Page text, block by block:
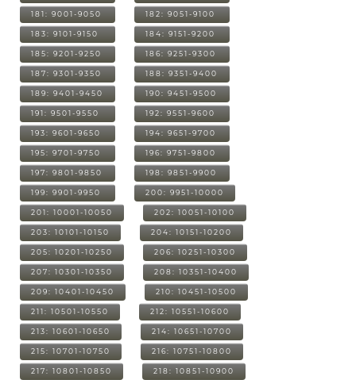
181: 9001-9050 182: 9051-9100
183: 9101-9150 184: 9151-9200
185: 9201-9250 186: 9251-9300
187: 9301-9350 188: 9351-9400
189: 9401-9450 190: 9451-9500
191: 9501-9550 192: 9551-9600
193: 9601-9650 194: 9651-9700
195: 9701-9750 196: 9751-9800
197: 9801-9850 198: 9851-9900
199: 9901-9950 200: 9951-10000
201: 10001-10050 202: 10051-10100
203: 10101-10150 204: 10151-10200
205: 10201-10250 206: 10251-10300
207: 10301-10350 208: 10351-10400
209: 10401-10450 210: 10451-10500
211: 10501-10550 212: 10551-10600
213: 10601-10650 214: 10651-10700
215: 10701-10750 216: 10751-10800
217: 10801-10850 218: 10851-10900